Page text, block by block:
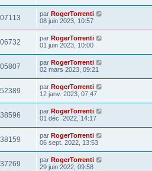
par RogerTorrenti
08 juin 2023, 10:57
par RogerTorrenti
01 juin 2023, 10:00
par RogerTorrenti
02 mars 2023, 09:21
par RogerTorrenti
12 janv. 2023, 07:47
par RogerTorrenti
01 déc. 2022, 14:17
par RogerTorrenti
06 sept. 2022, 13:53
par RogerTorrenti
29 juin 2022, 09:58